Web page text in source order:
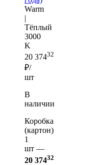
Warm
|
Тёплый
3000
K
20 37432
₽/
шт
В
наличии
Коробка
(картон)
1
шт —
20 37432